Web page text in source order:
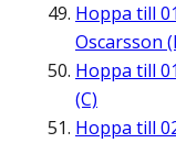
Hoppa till
Oscarsson
Hoppa till
(C)
Hoppa till